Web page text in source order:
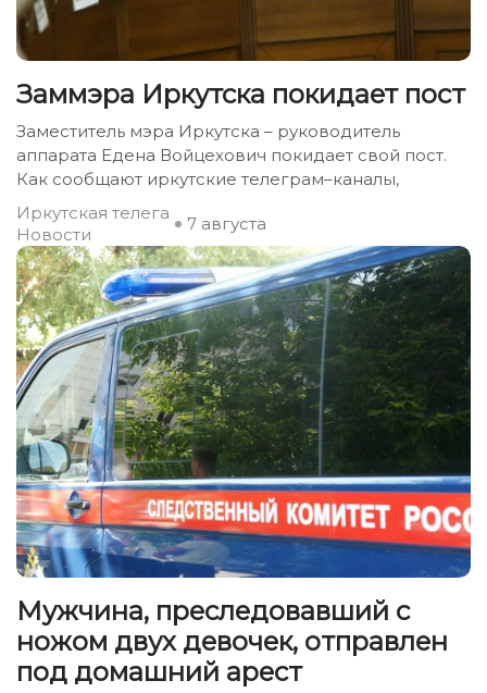
Заммэра Иркутска покидает пост
Заместитель мэра Иркутска – руководитель
аппарата Едена Войцехович покидает свой пост.
Как сообщают иркутские телеграм–каналы,
Иркутская телега
Новости
7 августа
Мужчина, преследовавший с
ножом двух девочек, отправлен
под домашний арест